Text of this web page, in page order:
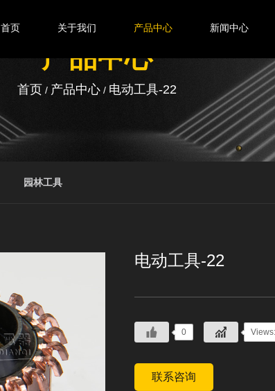
首页 关于我们 产品中心 新闻中心
产品中心
首页 / 产品中心 / 电动工具-22
园林工具
电动工具-22
0
联系咨询